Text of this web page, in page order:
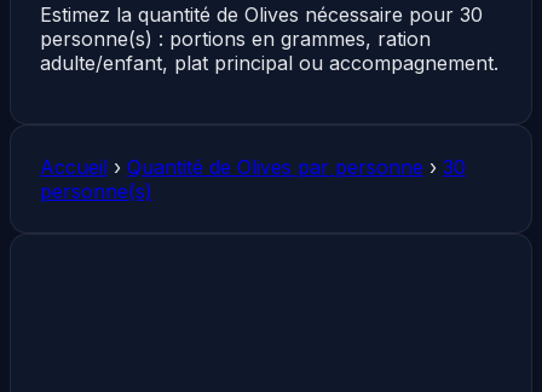
Estimez la quantité de Olives nécessaire pour 30
personne(s) : portions en grammes, ration
adulte/enfant, plat principal ou accompagnement.
Accueil › Quantité de Olives par personne › 30
personne(s)